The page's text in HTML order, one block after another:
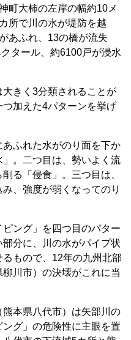
町大柿の左岸の幅約10メ
所で川の水が堤防を越
あふれ、13の橋が流失
タール、約6100戸が浸水
きく3分類されることが
加えた4パターンを挙げ
ふれた水がのり面を下か
。二つ目は、勢いよく流
る「侵食」。三つ目は、
、強度が弱くなってのり
ング」を四つ目のパター
分に、川の水がパイプ状
もので、12年の九州北部
川市）の決壊がこれに当
本県八代市）は矢部川の
グ」の危険性に主眼を置